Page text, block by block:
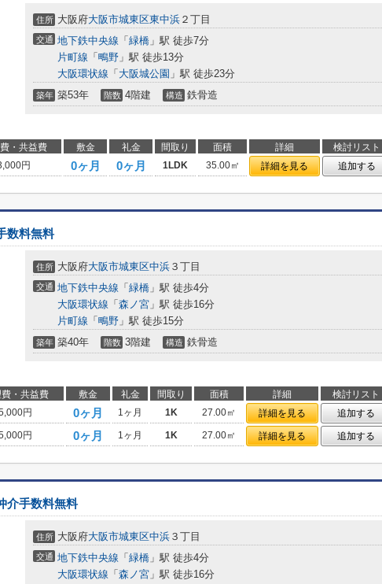
住所 大阪府大阪市城東区東中浜 ２丁目
交通 地下鉄中央線 「 緑橋 」駅 徒歩7分
片町線 「 鴫野 」駅 徒歩13分
大阪環状線 「 大阪城公園 」駅 徒歩23分
築年 築53年 階数 4階建 構造 鉄骨造
・共益費 敷金 礼金 間取り 面積 詳細
検討リスト
円 0ヶ月 0ヶ月 1LDK 35.00㎡ 詳細を見る 追加する
数料無料
住所 大阪府大阪市城東区中浜 ３丁目
交通 地下鉄中央線 「 緑橋 」駅 徒歩4分
大阪環状線 「 森ノ宮 」駅 徒歩16分
片町線 「 鴫野 」駅 徒歩15分
築年 築40年 階数 3階建 構造 鉄骨造
・共益費 敷金 礼金 間取り 面積 詳細
検討リスト
円 0ヶ月 1ヶ月 1K 27.00㎡ 詳細を見る
追加する
円 0ヶ月 1ヶ月 1K 27.00㎡ 詳細を見る 追加する
介手数料無料
住所 大阪府大阪市城東区中浜 ３丁目
交通 地下鉄中央線 「 緑橋 」駅 徒歩4分
大阪環状線 「 森ノ宮 」駅 徒歩16分